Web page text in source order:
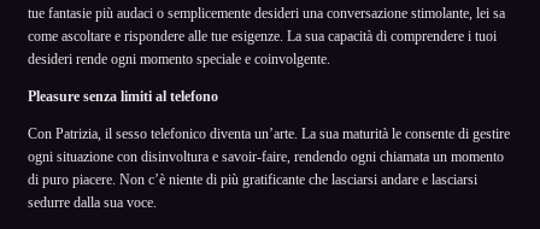
tue fantasie più audaci o semplicemente desideri una conversazione stimolante, lei sa
come ascoltare e rispondere alle tue esigenze. La sua capacità di comprendere i tuoi
desideri rende ogni momento speciale e coinvolgente.
Pleasure senza limiti al telefono
Con Patrizia, il sesso telefonico diventa un’arte. La sua maturità le consente di gestire
ogni situazione con disinvoltura e savoir-faire, rendendo ogni chiamata un momento
di puro piacere. Non c’è niente di più gratificante che lasciarsi andare e lasciarsi
sedurre dalla sua voce.